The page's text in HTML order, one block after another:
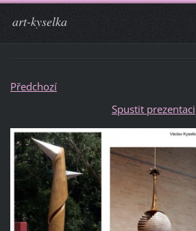
art-kyselka
Předchozí
Spustit prezentaci